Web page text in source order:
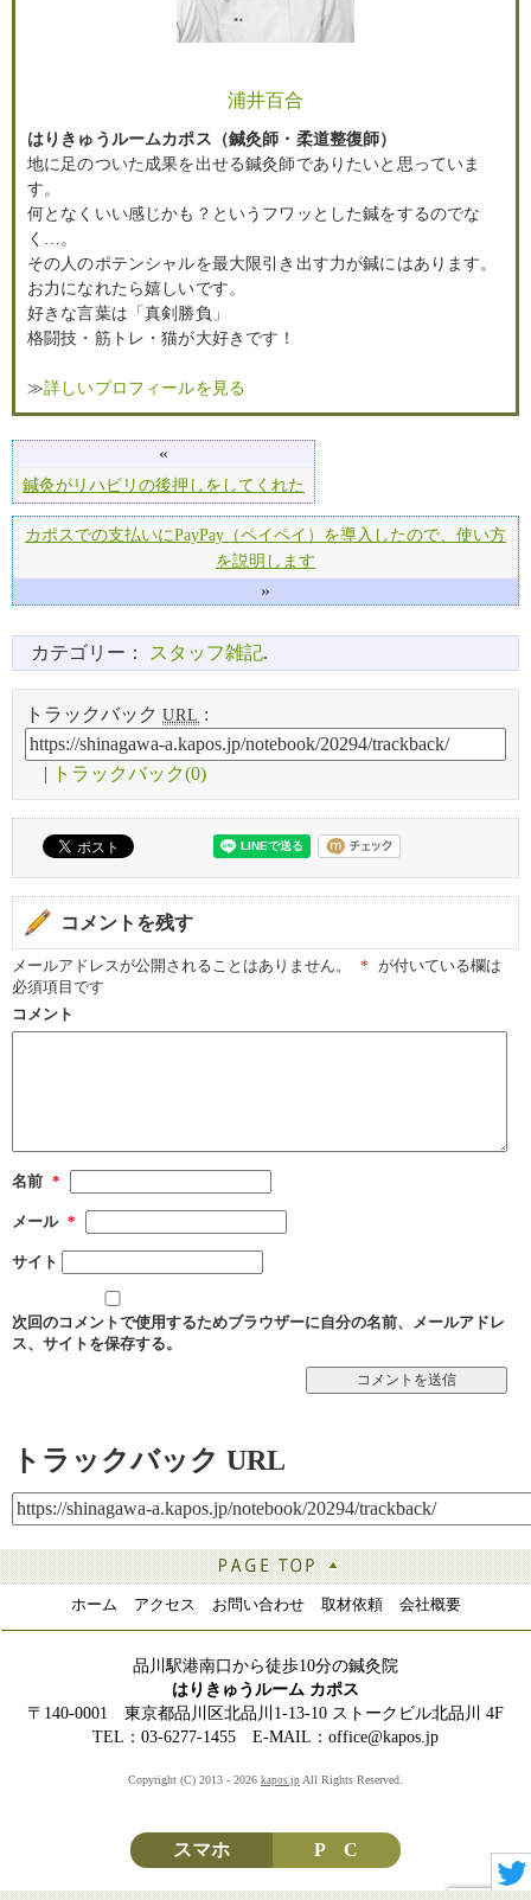
浦井百合
はりきゅうルームカポス（鍼灸師・柔道整復師）
地に足のついた成果を出せる鍼灸師でありたいと思っていま
す。
何となくいい感じかも？というフワッとした鍼をするのでな
く…。
その人のポテンシャルを最大限引き出す力が鍼にはあります。
お力になれたら嬉しいです。
好きな言葉は「真剣勝負」
格闘技・筋トレ・猫が大好きです！
≫詳しいプロフィールを見る
«
鍼灸がリハビリの後押しをしてくれた
カポスでの支払いにPayPay（ペイペイ）を導入したので、使い方
を説明します
»
カテゴリー： スタッフ雑記.
トラックバック URL :
| トラックバック(0)
コメントを残す
メールアドレスが公開されることはありません。 *
が付いている欄は
必須項目です
コメント
名前 *
メール *
サイト
次回のコメントで使用するためブラウザーに自分の名前、メールアドレ
ス、サイトを保存する。
トラックバック URL
ホーム アクセス お問い合わせ 取材依頼 会社概要
品川駅港南口から徒歩10分の鍼灸院
はりきゅうルーム カポス
〒140-0001 東京都品川区北品川1-13-10 ストークビル北品川 4F
TEL：03-6277-1455 E-MAIL：office@kapos.jp
Copyright (C) 2013 - 2026 kapos.jp All Rights Reserved.
スマホ P C